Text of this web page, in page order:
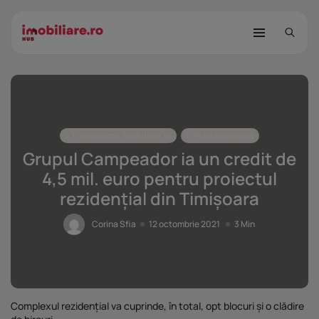
STUDIU Imobiliare.ro: Câtă încredere
mai...
25 noiembrie 2025 8 Min
25 noiembrie 2025 9 Min
Grupul Campeador ia un credit de
4,5 mil. euro pentru proiectul
rezidențial din Timișoara
Corina Sfia 12 octombrie 2021 3 Min
Complexul rezidențial va cuprinde, în total, opt blocuri și o clădire